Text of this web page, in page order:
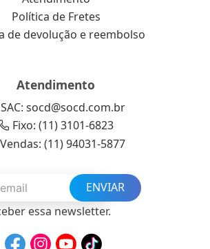
Política de Fretes
de devolução e reembolso
Atendimento
SAC: socd@socd.com.br
Fixo: (11) 3101-6823
Vendas: (11) 94031-5877
ENVIAR
essa newsletter.